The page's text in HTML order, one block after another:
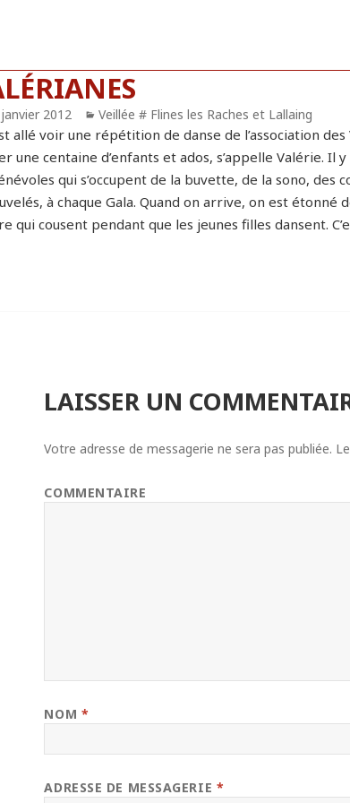
2012 Catégories
Veillée # Flines les Raches et Lallaing
allé voir une répétition de danse de l’association
une centaine d’enfants et ados, s’appelle Valérie.
qui s’occupent de la buvette, de la sono,
à chaque Gala. Quand on arrive, on est
qui cousent pendant que les jeunes filles dansent.
LAISSER UN
Votre adresse de messagerie ne sera pas publiée.
COMMENTAIRE
NOM *
ADRESSE DE MESSAGERIE *